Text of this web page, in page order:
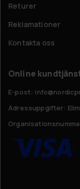
Returer
Reklamationer
Kontakta oss
Online
E-post:
Adressuppgifter: